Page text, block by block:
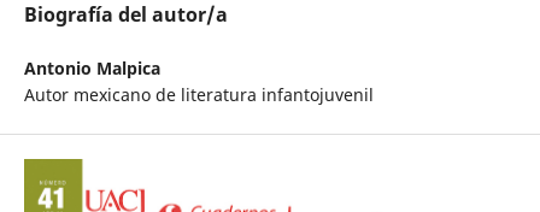
Biografía del autor/a
Antonio Malpica
Autor mexicano de literatura infantojuvenil